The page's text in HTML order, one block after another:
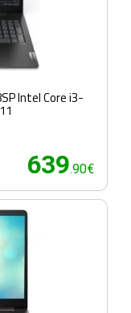
Intel Core i3-
639.90€